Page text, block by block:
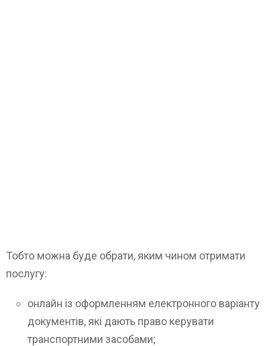
Тобто можна буде обрати, яким чином отримати
послугу:
онлайн із оформленням електронного варіанту
документів, які дають право керувати
транспортними засобами;